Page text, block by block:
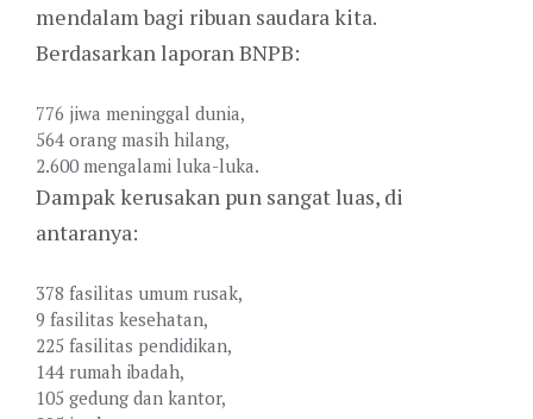
mendalam bagi ribuan saudara kita.
Berdasarkan laporan BNPB:
776 jiwa meninggal dunia,
564 orang masih hilang,
2.600 mengalami luka-luka.
Dampak kerusakan pun sangat luas, di
antaranya:
378 fasilitas umum rusak,
9 fasilitas kesehatan,
225 fasilitas pendidikan,
144 rumah ibadah,
105 gedung dan kantor,